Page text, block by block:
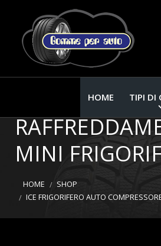
HOME TIPI DI
ICE
MINI
HOME
SHOP
ICE FRIGORIFERO AUTO